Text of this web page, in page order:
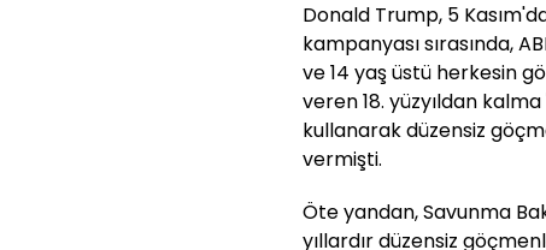
Donald Trump, 5
kampanyası sırasında,
ve 14 yaş üstü herkesin
veren 18. yüzyıldan kalma
kullanarak düzensiz
vermişti.
Öte yandan, Savunma
yıllardır düzensiz